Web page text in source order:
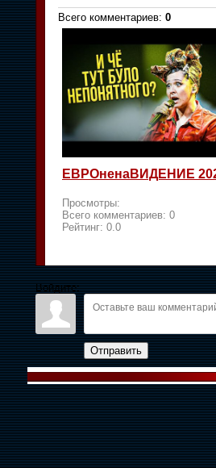
Всего комментариев: 0
ЕВРОненаВИДЕНИЕ
Просмотры:
Всего комментариев: 0
Рейтинг: 0.0
Войдите:
Отправить